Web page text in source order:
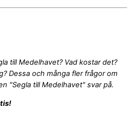
till Medelhavet? Vad kostar det?
Dessa och många fler frågor om
"Segla till Medelhavet" svar på.